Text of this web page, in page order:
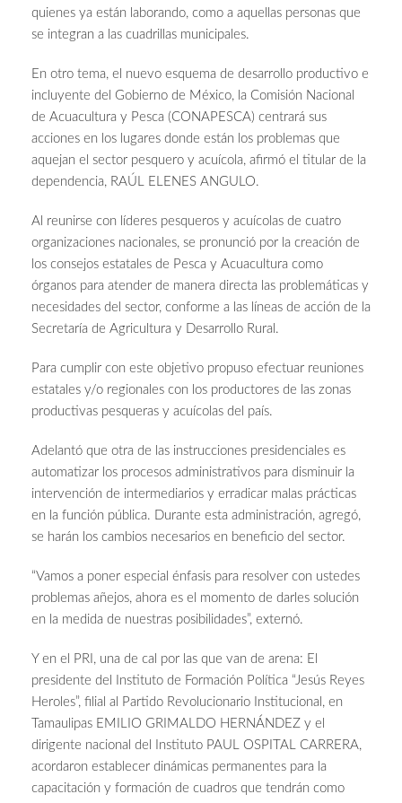
quienes ya están laborando, como a aquellas personas que
se integran a las cuadrillas municipales.
En otro tema, el nuevo esquema de desarrollo productivo e
incluyente del Gobierno de México, la Comisión Nacional
de Acuacultura y Pesca (CONAPESCA) centrará sus
acciones en los lugares donde están los problemas que
aquejan el sector pesquero y acuícola, afirmó el titular de la
dependencia, RAÚL ELENES ANGULO.
Al reunirse con líderes pesqueros y acuícolas de cuatro
organizaciones nacionales, se pronunció por la creación de
los consejos estatales de Pesca y Acuacultura como
órganos para atender de manera directa las problemáticas y
necesidades del sector, conforme a las líneas de acción de la
Secretaría de Agricultura y Desarrollo Rural.
Para cumplir con este objetivo propuso efectuar reuniones
estatales y/o regionales con los productores de las zonas
productivas pesqueras y acuícolas del país.
Adelantó que otra de las instrucciones presidenciales es
automatizar los procesos administrativos para disminuir la
intervención de intermediarios y erradicar malas prácticas
en la función pública. Durante esta administración, agregó,
se harán los cambios necesarios en beneficio del sector.
“Vamos a poner especial énfasis para resolver con ustedes
problemas añejos, ahora es el momento de darles solución
en la medida de nuestras posibilidades”, externó.
Y en el PRI, una de cal por las que van de arena: El
presidente del Instituto de Formación Política “Jesús Reyes
Heroles”, filial al Partido Revolucionario Institucional, en
Tamaulipas EMILIO GRIMALDO HERNÁNDEZ y el
dirigente nacional del Instituto PAUL OSPITAL CARRERA,
acordaron establecer dinámicas permanentes para la
capacitación y formación de cuadros que tendrán como